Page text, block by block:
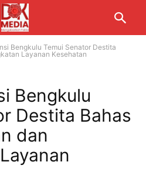
Bengkulu Temui Senator Destita
Layanan Kesehatan
Bengkulu
Destita Bahas
dan